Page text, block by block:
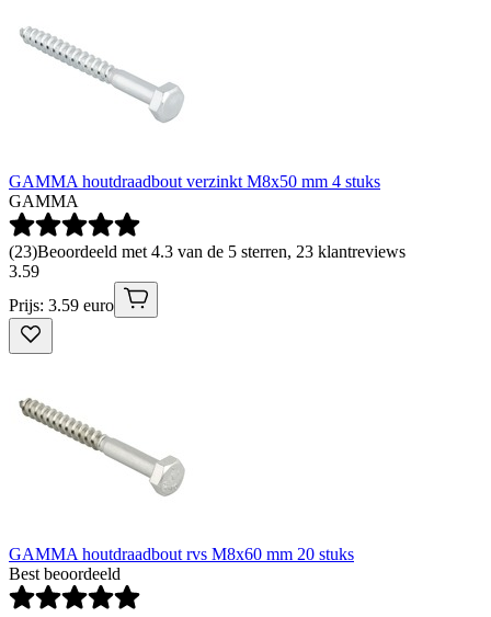
GAMMA houtdraadbout verzinkt M8x50 mm 4 stuks
GAMMA
(23)Beoordeeld met 4.3 van de 5 sterren, 23 klantreviews
3.59
Prijs: 3.59 euro
GAMMA houtdraadbout rvs M8x60 mm 20 stuks
Best beoordeeld